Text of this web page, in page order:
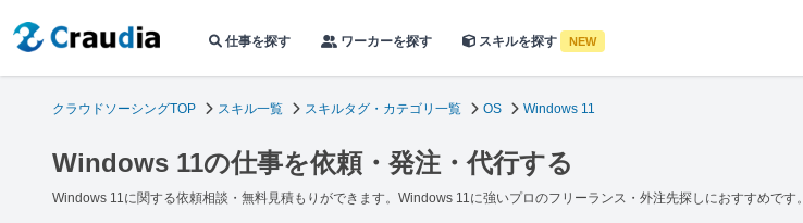
仕事を探す ワーカーを探す スキルを探す NEW
クラウドソーシングTOP スキル一覧 スキルタグ・カテゴリ一覧 OS Windows 11
Windows 11の仕事を依頼・発注・代行する
Windows 11に関する依頼相談・無料見積もりができます。Windows 11に強いプロのフリーランス・外注先探しにおすすめです。